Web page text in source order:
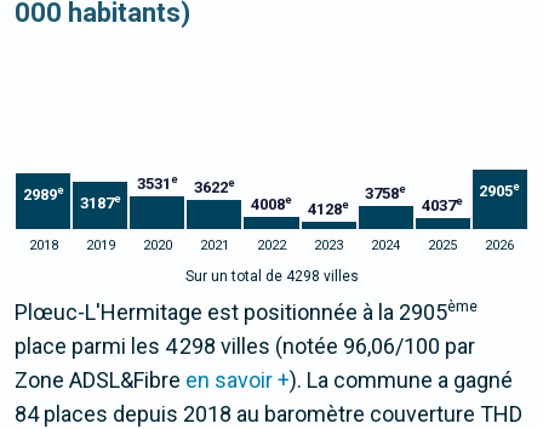
000 habitants)
2989e
3187e
3531 e 3622e
4008e
4128e
3758e
4037e
2905e
2018 2019 2020 2021 2022 2023 2024 2025 2026
Sur un total de 4298 villes
Plœuc-L'Hermitage est positionnée à la 2905ème
place parmi les 4 298 villes (notée 96,06/100 par
Zone ADSL&Fibre en savoir +). La commune a gagné
84 places depuis 2018 au baromètre couverture THD